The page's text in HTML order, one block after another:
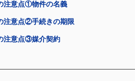
注意点①物件の名義
注意点②手続きの期限
注意点③媒介契約